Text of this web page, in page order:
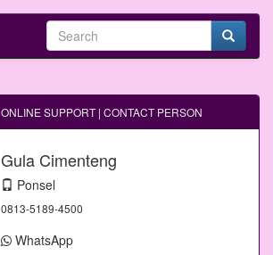
ONLINE SUPPORT | CONTACT PERSON
Gula Cimenteng
Ponsel
0813-5189-4500
WhatsApp